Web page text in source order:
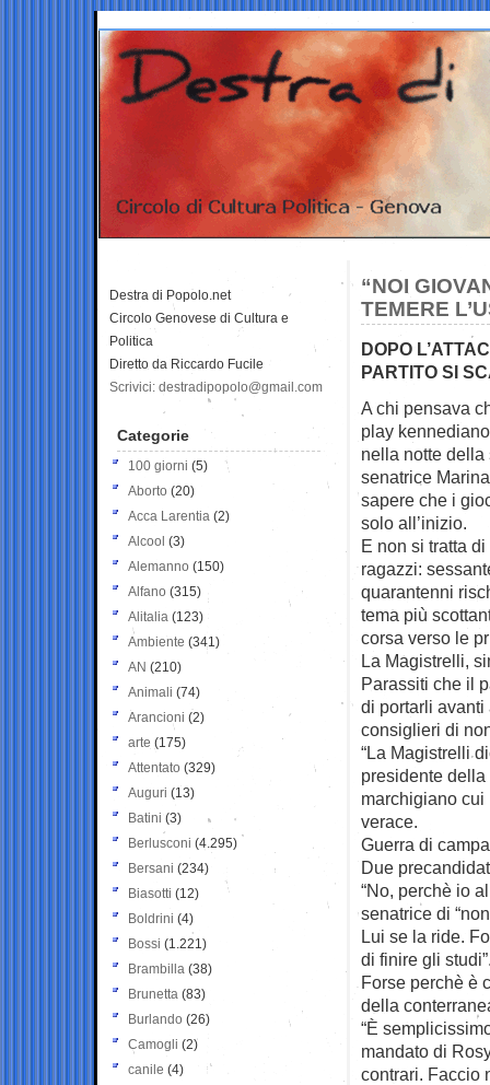
“NOI
TEMERE
DOPO
PARTITO SI
A chi pensava
play
nella notte della
senatrice
sapere che i
solo all’inizio.
E non si tratta
ragazzi:
quarantenni
tema più
corsa verso le
La Magistrelli,
Parassiti che il
di portarli
consiglieri di
“La Magistrelli
presidente
marchigiano cui
verace.
Guerra di
Due
“No, perchè io
senatrice di
Lui se la ride.
di finire gli
Forse perchè è
della
“È
mandato di
contrari. Faccio
Destra di Popolo.net
Circolo Genovese di Cultura e
Politica
Diretto da Riccardo Fucile
Scrivici: destradipopolo@gmail.com
Categorie
100 giorni (5)
Aborto (20)
Acca Larentia (2)
Alcool (3)
Alemanno (150)
Alfano (315)
Alitalia (123)
Ambiente (341)
AN (210)
Animali (74)
Arancioni (2)
arte (175)
Attentato (329)
Auguri (13)
Batini (3)
Berlusconi (4.295)
Bersani (234)
Biasotti (12)
Boldrini (4)
Bossi (1.221)
Brambilla (38)
Brunetta (83)
Burlando (26)
Camogli (2)
canile (4)